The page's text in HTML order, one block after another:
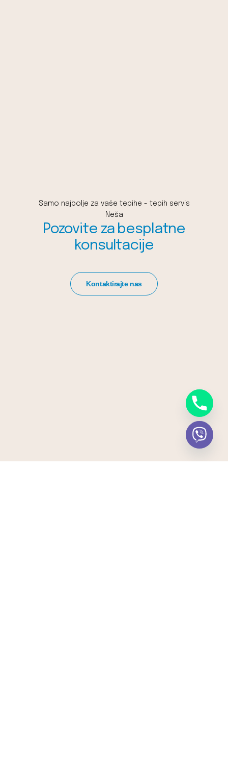
Samo najbolje za vaše tepihe - tepih servis
Neša
Pozovite za besplatne
konsultacije
Kontaktirajte nas